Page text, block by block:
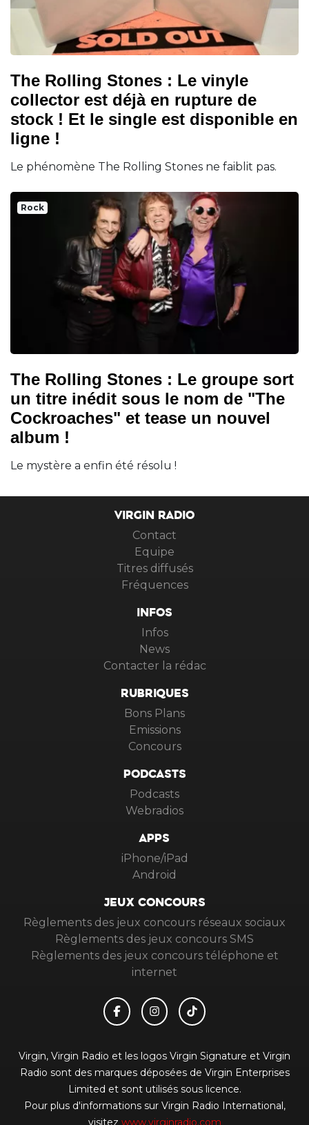
The Rolling Stones : Le vinyle
collector est déjà en rupture de
stock ! Et le single est disponible en
ligne !
Le phénomène The Rolling Stones ne faiblit pas.
Rock
The Rolling Stones : Le groupe sort
un titre inédit sous le nom de "The
Cockroaches" et tease un nouvel
album !
Le mystère a enfin été résolu !
VIRGIN RADIO
Contact
Equipe
Titres diffusés
Fréquences
INFOS
Infos
News
Contacter la rédac
RUBRIQUES
Bons Plans
Emissions
Concours
PODCASTS
Podcasts
Webradios
APPS
iPhone/iPad
Android
JEUX CONCOURS
Règlements des jeux concours réseaux sociaux
Règlements des jeux concours SMS
Règlements des jeux concours téléphone et
internet
Virgin, Virgin Radio et les logos Virgin Signature et Virgin
Radio sont des marques déposées de Virgin Enterprises
Limited et sont utilisés sous licence.
Pour plus d'informations sur Virgin Radio International,
visitez www.virginradio.com